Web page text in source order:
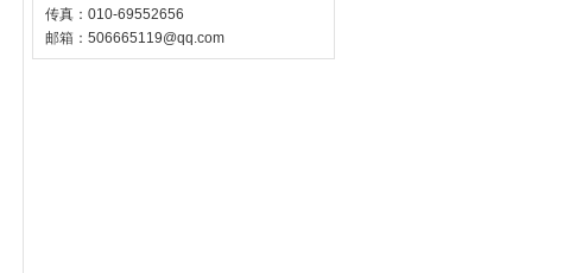
传真：010-69552656
邮箱：506665119@qq.com